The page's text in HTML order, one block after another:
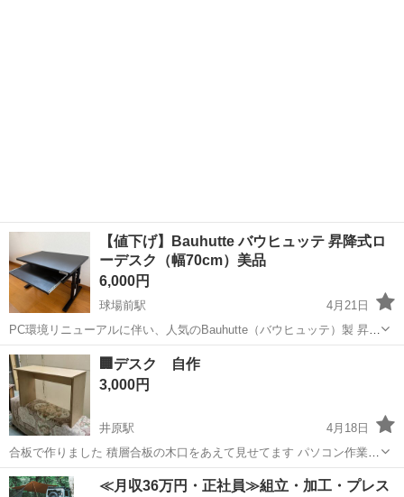
【値下げ】Bauhutte バウヒュッテ 昇降式ロ
ーデスク（幅70cm）美品
6,000円
球場前駅
4月21日
PC環境リニューアルに伴い、人気のBauhutte（バウヒュッテ）製 昇降
式ローデスクをお譲りします。 先日までセット出品していましたが、
デスク単品での再出品に合わせて価格を見直しました。 【商品詳細】
• ブランド/モデ...
岡山 倉敷市 球場前駅 テーブル
🏢デスク 自作
3,000円
井原駅
4月18日
合板で作りました 積層合板の木口をあえて見せてます パソコン作業や
読書にいかがでしょう サイズ(約、cm、天板) 横幅 100 高さ 675 奥行
444 🏢職場の倉庫にあるため土日祝の当日の問い合わせ不可
岡山 井原市 井原駅 テーブル 合板
≪月収36万円・正社員≫組立・加工・プレス